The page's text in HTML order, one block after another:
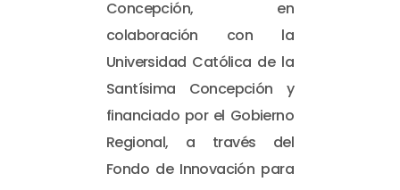
Concepción, en
colaboración con la
Universidad Católica de la
Santísima Concepción y
financiado por el Gobierno
Regional, a través del
Fondo de Innovación para